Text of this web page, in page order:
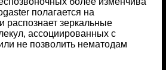
полагается на
распознает зеркальные
ассоциированных с
не позволить нематодам